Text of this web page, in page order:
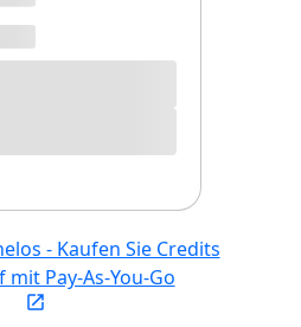
- Kaufen Sie Credits
mit Pay-As-You-Go